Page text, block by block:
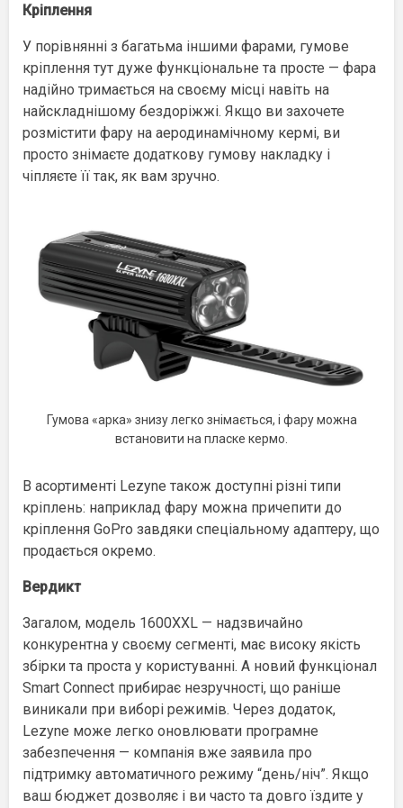
Кріплення
У порівнянні з багатьма іншими фарами, гумове
кріплення тут дуже функціональне та просте — фара
надійно тримається на своєму місці навіть на
найскладнішому бездоріжжі. Якщо ви захочете
розмістити фару на аеродинамічному кермі, ви
просто знімаєте додаткову гумову накладку і
чіпляєте її так, як вам зручно.
Гумова «арка» знизу легко знімається, і фару можна
встановити на пласке кермо.
В асортименті Lezyne також доступні різні типи
кріплень: наприклад фару можна причепити до
кріплення GoPro завдяки спеціальному адаптеру, що
продається окремо.
Вердикт
Загалом, модель 1600XXL — надзвичайно
конкурентна у своєму сегменті, має високу якість
збірки та проста у користуванні. А новий функціонал
Smart Connect прибирає незручності, що раніше
виникали при виборі режимів. Через додаток,
Lezyne може легко оновлювати програмне
забезпечення — компанія вже заявила про
підтримку автоматичного режиму “день/ніч”. Якщо
ваш бюджет дозволяє і ви часто та довго їздите у